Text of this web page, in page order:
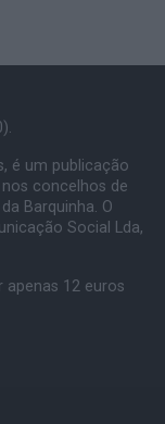
é um publicação
concelhos de
Barquinha. O
Social Lda,
12 euros